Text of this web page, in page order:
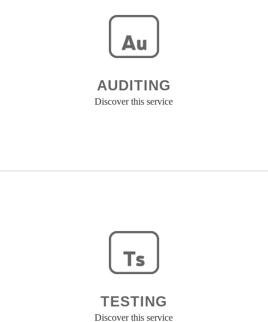
AUDITING
Discover this service
TESTING
Discover this service